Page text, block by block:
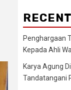
Penghargaan
Kepada Ahli
Karya Agung
Tandatangani